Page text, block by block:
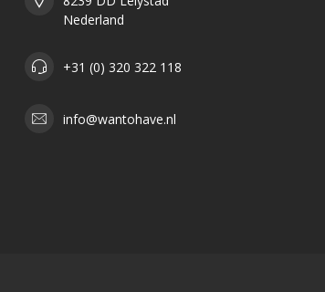
Nederland
+31 (0) 320 322 118
info@wantohave.nl